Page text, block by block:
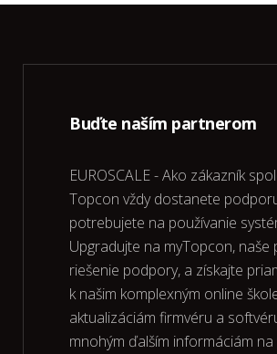
Buďte naším partnerom
EUROSCALE - Ako zákazník
Topcon vždy dostanete
potrebujete na používanie
Upgradujte na myTopcon, naše
riešenie podpory, a získajte
k našim komplexným online
aktualizáciám firmvéru a
mnohým ďalším informáciám